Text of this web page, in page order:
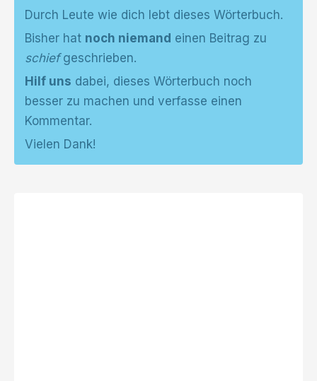
Durch Leute wie dich lebt dieses Wörterbuch.
Bisher hat noch niemand einen Beitrag zu
schiefgeschrieben.
Hilf uns dabei, dieses Wörterbuch noch
besser zu machen und verfasse einen
Kommentar.
Vielen Dank!